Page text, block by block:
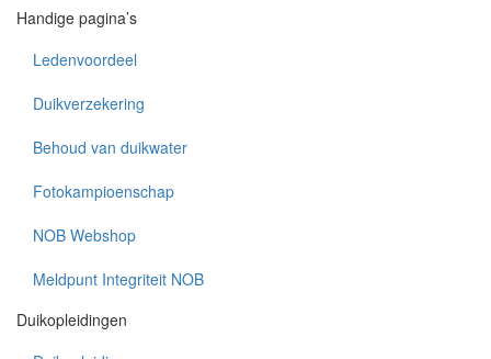
Handige pagina’s
Ledenvoordeel
Duikverzekering
Behoud van duikwater
Fotokampioenschap
NOB Webshop
Meldpunt Integriteit NOB
Duikopleidingen